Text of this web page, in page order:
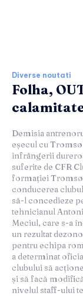
Diverse noutati
Folha,
Demisia
eșecul cu
înfrângerii
suferite de CFR
formației
conducerea
să-l concedieze
tehnicianul
Meciul, care s-a
un rezultat
pentru echipa
a determinat
clubului să
și să facă
nivelul staff-ului
Această
justificată de
rezultatelor favorabile
performanțele sub
ale echipei sub
lui Folha.
clubului a
necesitatea unei
radicale pentru
situația și a restabili
pe
conducerii
ClujConducerea CFR